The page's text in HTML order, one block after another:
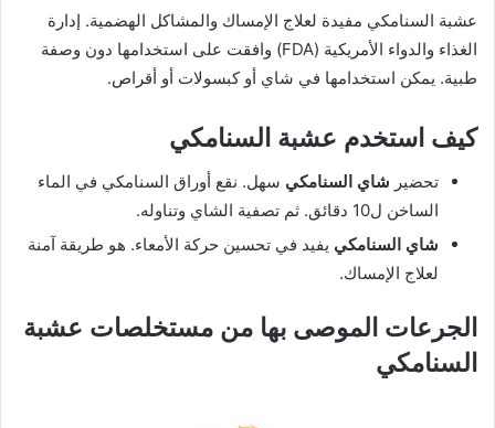
عشبة السنامكي مفيدة لعلاج الإمساك والمشاكل الهضمية. إدارة
الغذاء والدواء الأمريكية (FDA) وافقت على استخدامها دون وصفة
طبية. يمكن استخدامها في شاي أو كبسولات أو أقراص.
كيف استخدم عشبة السنامكي
تحضير شاي السنامكي سهل. نقع أوراق السنامكي في الماء
الساخن ل10 دقائق. ثم تصفية الشاي وتناوله.
شاي السنامكي يفيد في تحسين حركة الأمعاء. هو طريقة آمنة
لعلاج الإمساك.
الجرعات الموصى بها من مستخلصات عشبة
السنامكي